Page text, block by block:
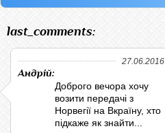
last_comments:
27.06.2016
Андрій:
Доброго вечора хочу
возити передачі з
Норвегії на Вкраїну, хто
підкаже як знайти...